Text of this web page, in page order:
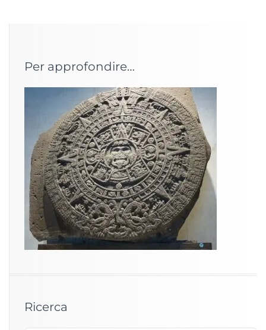
Per approfondire…
Ricerca